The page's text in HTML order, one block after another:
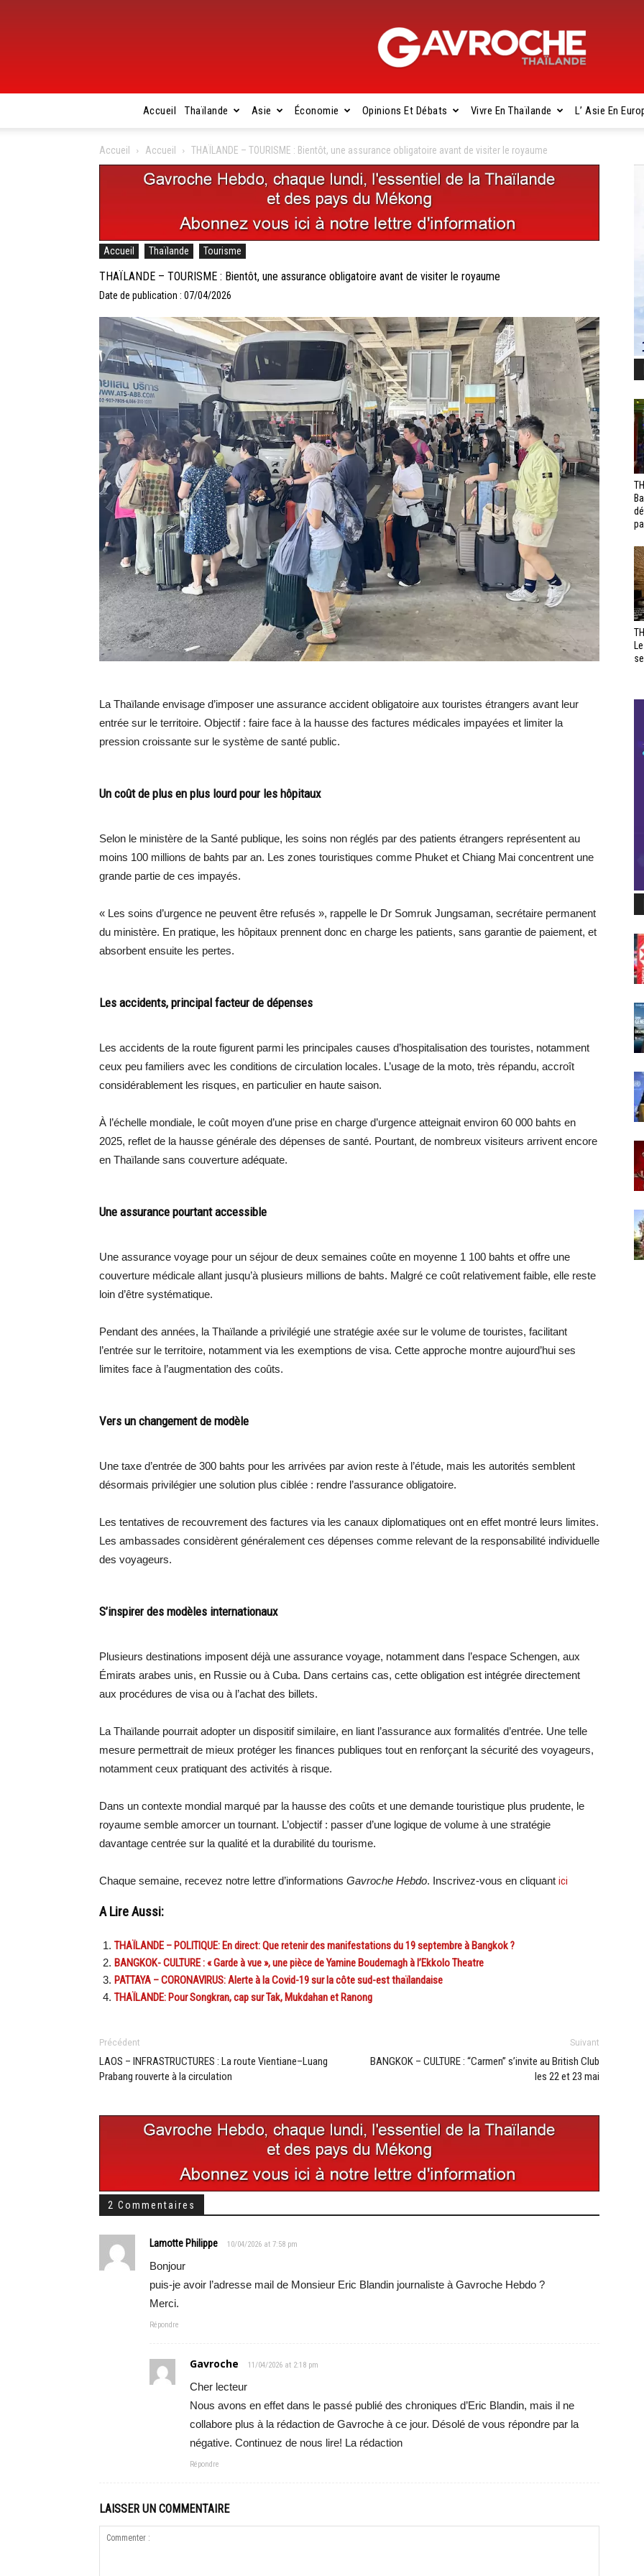
Gavroche
Accueil Thaïlande Asie Économie Opinions Et Débats Vivre En Thaïlande L’ Asie En
Accueil Accueil THAÏLANDE – TOURISME : Bientôt, une assurance obligatoire avant de visiter le royaume
Accueil Thaïlande Tourisme
THAÏLANDE – TOURISME : Bientôt, une assurance obligatoire avant de visiter le royaume
Date de publication : 07/04/2026
La Thaïlande envisage d’imposer une assurance accident obligatoire aux touristes étrangers avant leur
entrée sur le territoire. Objectif : faire face à la hausse des factures médicales impayées et limiter la
pression croissante sur le système de santé public.
Un coût de plus en plus lourd pour les hôpitaux
Selon le ministère de la Santé publique, les soins non réglés par des patients étrangers représentent au
moins 100 millions de bahts par an. Les zones touristiques comme Phuket et Chiang Mai concentrent une
grande partie de ces impayés.
« Les soins d’urgence ne peuvent être refusés », rappelle le Dr Somruk Jungsaman, secrétaire permanent
du ministère. En pratique, les hôpitaux prennent donc en charge les patients, sans garantie de paiement, et
absorbent ensuite les pertes.
Les accidents, principal facteur de dépenses
Les accidents de la route figurent parmi les principales causes d’hospitalisation des touristes, notamment
ceux peu familiers avec les conditions de circulation locales. L’usage de la moto, très répandu, accroît
considérablement les risques, en particulier en haute saison.
À l’échelle mondiale, le coût moyen d’une prise en charge d’urgence atteignait environ 60 000 bahts en
2025, reflet de la hausse générale des dépenses de santé. Pourtant, de nombreux visiteurs arrivent encore
en Thaïlande sans couverture adéquate.
Une assurance pourtant accessible
Une assurance voyage pour un séjour de deux semaines coûte en moyenne 1 100 bahts et offre une
couverture médicale allant jusqu’à plusieurs millions de bahts. Malgré ce coût relativement faible, elle reste
loin d’être systématique.
Pendant des années, la Thaïlande a privilégié une stratégie axée sur le volume de touristes, facilitant
l’entrée sur le territoire, notamment via les exemptions de visa. Cette approche montre aujourd’hui ses
limites face à l’augmentation des coûts.
Vers un changement de modèle
Une taxe d’entrée de 300 bahts pour les arrivées par avion reste à l’étude, mais les autorités semblent
désormais privilégier une solution plus ciblée : rendre l’assurance obligatoire.
Les tentatives de recouvrement des factures via les canaux diplomatiques ont en effet montré leurs limites.
Les ambassades considèrent généralement ces dépenses comme relevant de la responsabilité individuelle
des voyageurs.
S’inspirer des modèles internationaux
Plusieurs destinations imposent déjà une assurance voyage, notamment dans l’espace Schengen, aux
Émirats arabes unis, en Russie ou à Cuba. Dans certains cas, cette obligation est intégrée directement
aux procédures de visa ou à l’achat des billets.
La Thaïlande pourrait adopter un dispositif similaire, en liant l’assurance aux formalités d’entrée. Une telle
mesure permettrait de mieux protéger les finances publiques tout en renforçant la sécurité des voyageurs,
notamment ceux pratiquant des activités à risque.
Dans un contexte mondial marqué par la hausse des coûts et une demande touristique plus prudente, le
royaume semble amorcer un tournant. L’objectif : passer d’une logique de volume à une stratégie
davantage centrée sur la qualité et la durabilité du tourisme.
Chaque semaine, recevez notre lettre d’informations Gavroche Hebdo. Inscrivez-vous en cliquant ici
A Lire Aussi:
THAÏLANDE – POLITIQUE: En direct: Que retenir des manifestations du 19 septembre à Bangkok ?
BANGKOK- CULTURE : « Garde à vue », une pièce de Yamine Boudemagh à l’Ekkolo Theatre
PATTAYA – CORONAVIRUS: Alerte à la Covid-19 sur la côte sud-est thaïlandaise
THAÏLANDE: Pour Songkran, cap sur Tak, Mukdahan et Ranong
Précédent
LAOS – INFRASTRUCTURES : La route Vientiane–Luang
Prabang rouverte à la circulation
Suivant
BANGKOK – CULTURE : “Carmen” s’invite au British Club
les 22 et 23 mai
2 Commentaires
Lamotte Philippe 10/04/2026 at 7:58 pm
Bonjour
puis-je avoir l’adresse mail de Monsieur Eric Blandin journaliste à Gavroche Hebdo ?
Merci.
Répondre
Gavroche 11/04/2026 at 2:18 pm
Cher lecteur
Nous avons en effet dans le passé publié des chroniques d’Eric Blandin, mais il ne
collabore plus à la rédaction de Gavroche à ce jour. Désolé de vous répondre par la
négative. Continuez de nous lire! La rédaction
Répondre
LAISSER UN COMMENTAIRE